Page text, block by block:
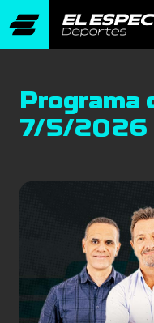
Programa
7/5/2026